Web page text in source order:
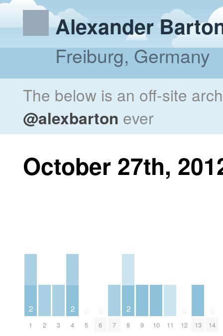
Alexander
Freiburg, Germany
The below is an off-site
@alexbarton ever
October 27th,
2
1 2 3
2
4 5 6 7
2
8 9 10 11 12 13 14